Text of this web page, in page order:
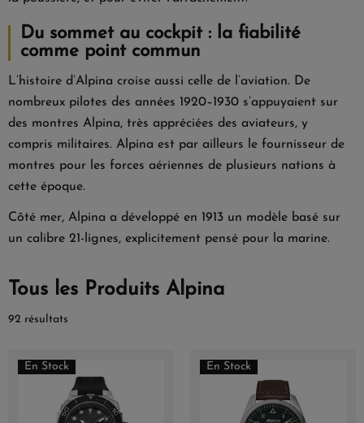
Du sommet au cockpit : la fiabilité
comme point commun
L’histoire d’Alpina croise aussi celle de l’aviation. De
nombreux pilotes des années 1920–1930 s’appuyaient sur
des montres Alpina, très appréciées des aviateurs, y
compris militaires. Alpina est par ailleurs le fournisseur de
montres pour les forces aériennes de plusieurs nations à
cette époque.
Côté mer, Alpina a développé en 1913 un modèle basé sur
un calibre 21-lignes, explicitement pensé pour la marine.
Tous les Produits Alpina
92 résultats
En Stock En Stock